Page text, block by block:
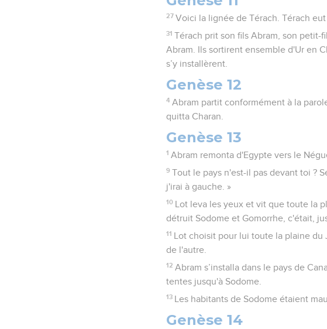
27 Voici la lignée de Térach. Térach
31 Térach prit son fils Abram, son petit-
Abram. Ils sortirent ensemble d'Ur en
s’y installèrent.
Genèse 12
4 Abram partit conformément à la
quitta Charan.
Genèse 13
1 Abram remonta d'Egypte vers le
9 Tout le pays n'est-il pas devant toi ?
j'irai à gauche. »
10
Lot leva les yeux et vit que toute la
détruit Sodome et Gomorrhe, c'était,
11
Lot choisit pour lui toute la plaine
de l'autre.
12 Abram s’installa dans le pays de
tentes jusqu'à Sodome.
13 Les habitants de Sodome étaient
Genèse 14